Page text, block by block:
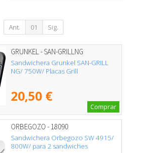
Ant. 01 Sig.
GRUNKEL - SAN-GRILLNG
Sandwichera Grunkel SAN-GRILL
NG/ 750W/ Placas Grill
20,50 €
Comprar
ORBEGOZO - 18090
Sandwichera Orbegozo SW 4915/
800W/ para 2 sandwiches